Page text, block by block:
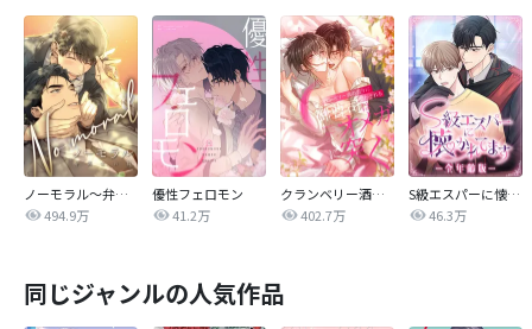
ノーモラル～弁護士の掟～
494.9万
優性フェロモン
41.2万
クランベリー酒の芳りに惑わされる御曹司はオメガに突く
402.7万
S級エスパーに懐かれてます【全年齢版】
46.3万
同じジャンルの人気作品